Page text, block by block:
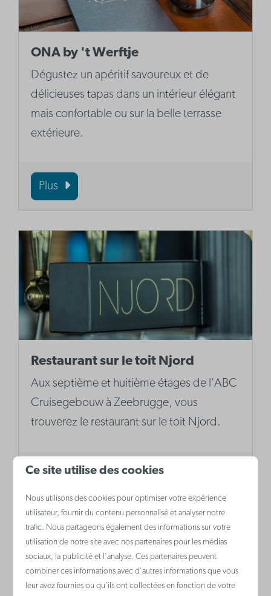
ONA by 't Werftje
Dégustez un apéritif savoureux et de
délicieuses tapas dans un intérieur élégant
mais confortable ou sur la belle terrasse
extérieure.
Plus
Restaurant sur le toit Njord
Aux septième et huitième étages de l'ABC
Cruisegebouw à Zeebrugge, vous
trouverez le restaurant sur le toit Njord.
Plus
Ce site utilise des cookies
Nous utilisons des cookies pour optimiser votre expérience
utilisateur, fournir du contenu personnalisé et analyser notre
trafic. Nous partageons également des informations sur votre
utilisation de notre site avec nos partenaires pour les médias
sociaux, la publicité et l'analyse. Ces partenaires peuvent
combiner ces informations avec d'autres informations que vous
leur avez fournies ou qu'ils ont collectées en fonction de votre